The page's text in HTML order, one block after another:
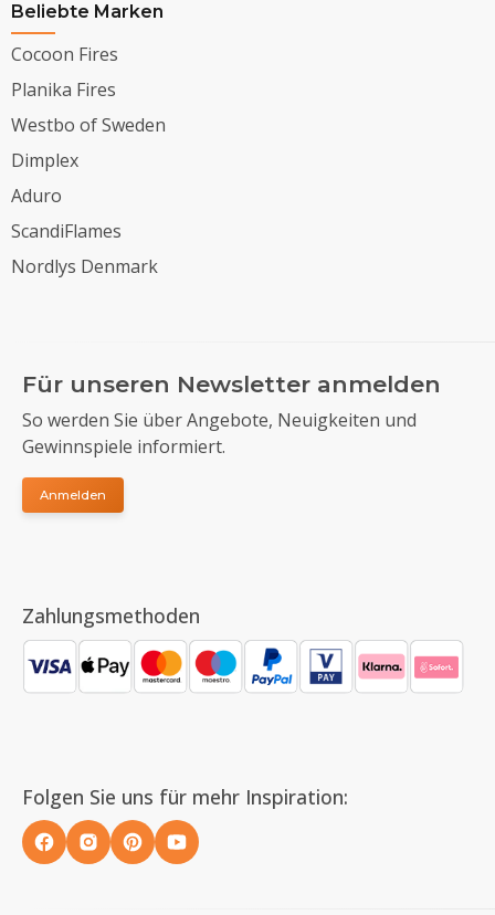
Beliebte Marken
Cocoon Fires
Planika Fires
Westbo of Sweden
Dimplex
Aduro
ScandiFlames
Nordlys Denmark
Für unseren Newsletter anmelden
So werden Sie über Angebote, Neuigkeiten und
Gewinnspiele informiert.
Anmelden
Zahlungsmethoden
Folgen Sie uns für mehr Inspiration: